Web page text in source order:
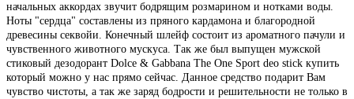
начальных аккордах звучит бодрящим розмарином и нотками воды.
Ноты "сердца" составлены из пряного кардамона и благородной
древесины секвойи. Конечный шлейф состоит из ароматного пачули и
чувственного животного мускуса. Так же был выпущен мужской
стиковый дезодорант Dolce & Gabbana The One Sport deo stick купить
который можно у нас прямо сейчас. Данное средство подарит Вам
чувство чистоты, а так же заряд бодрости и решительности не только в